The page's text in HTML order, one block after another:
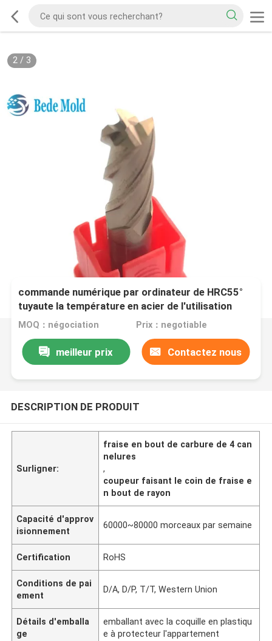
2/ 3
Le coupeur spécial 4 de fraise en bout de
commande numérique par ordinateur de HRC55°
tuyaute la température en acier de l'utilisation
1200℃ de carbure
MOQ：négociation Prix：negotiable
meilleur prix Contactez nous
DESCRIPTION DE PRODUIT
Surligner:
fraise en bout de carbure de 4 can
nelures
,
coupeur faisant le coin de fraise e
n bout de rayon
Capacité d'approv
isionnement
60000~80000 morceaux par semaine
Certification RoHS
Conditions de pai
ement
D/A, D/P, T/T, Western Union
Détails d'emballa
ge
emballant avec la coquille en plastiqu
e à protecteur l'appartement